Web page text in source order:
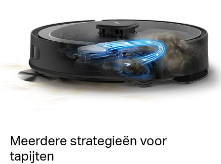
Meerdere strategieën voor
tapijten